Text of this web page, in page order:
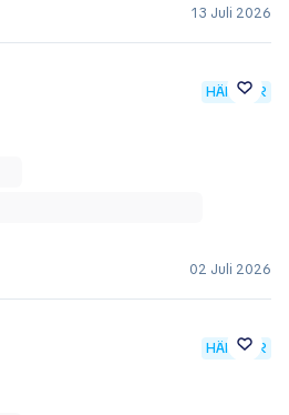
13 Juli 2026
HÄNDLER
02 Juli 2026
HÄNDLER